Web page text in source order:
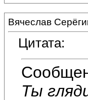
Вячеслав
Цитата:
Ты